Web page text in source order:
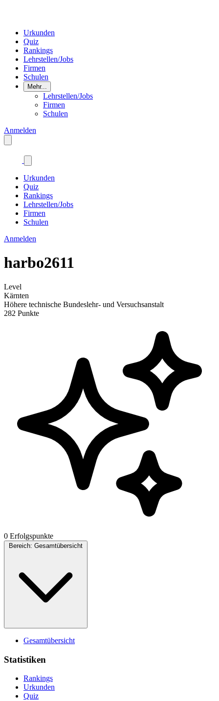
Urkunden
Quiz
Rankings
Lehrstellen/Jobs
Firmen
Schulen
Mehr...
Lehrstellen/Jobs
Firmen
Schulen
Anmelden
Urkunden
Quiz
Rankings
Lehrstellen/Jobs
Firmen
Schulen
Anmelden
harbo2611
Level
Kärnten
Höhere technische Bundeslehr- und Versuchsanstalt
282 Punkte
0 Erfolgspunkte
Bereich: Gesamtübersicht
Gesamtübersicht
Statistiken
Rankings
Urkunden
Quiz